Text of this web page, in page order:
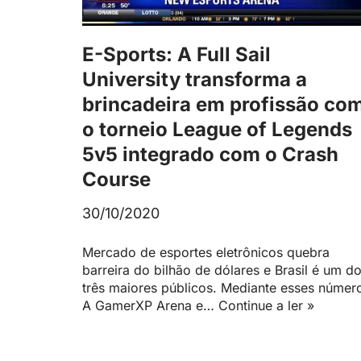
E-Sports: A Full Sail
University transforma a
brincadeira em profissão
o torneio League of Legends
5v5 integrado com o Crash
Course
30/10/2020
Mercado de esportes eletrônicos quebra
barreira do bilhão de dólares e Brasil é um
três maiores públicos. Mediante esses
A GamerXP Arena e… Continue a ler »